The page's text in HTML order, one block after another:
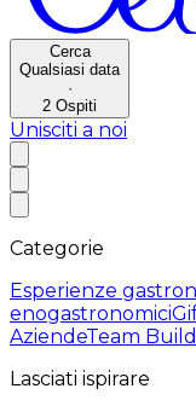
Cerca
Qualsiasi data
·
2 Ospiti
Unisciti a noi
Categorie
Esperienze
enogastronomici
AziendeTeam
Lasciati ispirare